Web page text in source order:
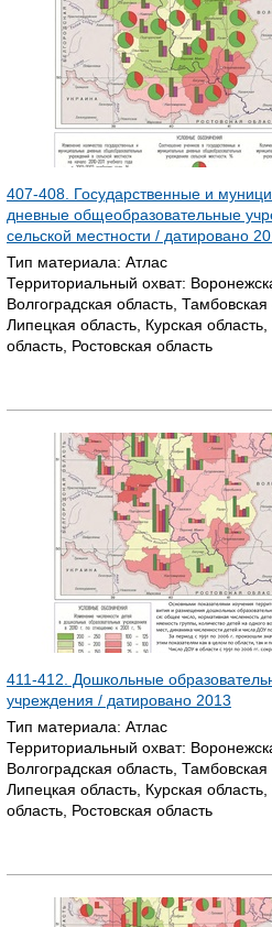
Ц
Ы
407-408. Государственные и
дневные общеобразовательные
сельской местности / датировано
Тип материала: Атлас
Территориальный охват:
Волгоградская область, Тамбовская
Липецкая область, Курская
область, Ростовская область
411-412. Дошкольные
учреждения / датировано 2013
Тип материала: Атлас
Территориальный охват:
Волгоградская область, Тамбовская
Липецкая область, Курская
область, Ростовская область